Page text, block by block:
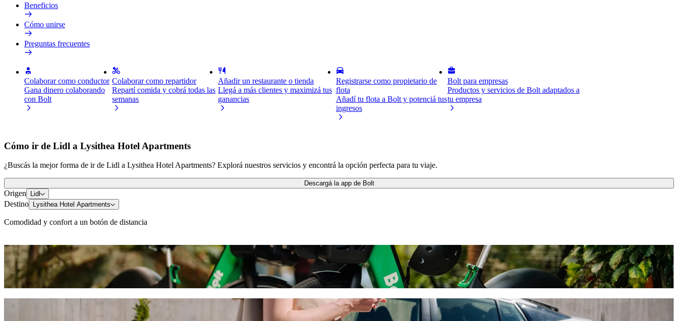
Beneficios
Cómo unirse
Preguntas frecuentes
Colaborar como conductor
Gana dinero colaborando
con Bolt
Colaborar como repartidor
Repartí comida y cobrá todas las
semanas
Añadir un restaurante o tienda
Llegá a más clientes y maximizá tus
ganancias
Registrarse como propietario de
flota
Añadí tu flota a Bolt y potenciá tus
ingresos
Bolt para empresas
Productos y servicios de Bolt adaptados a
tu empresa
Cómo ir de Lidl a Lysithea Hotel Apartments
¿Buscás la mejor forma de ir de Lidl a Lysithea Hotel Apartments? Explorá nuestros servicios y encontrá la opción perfecta para tu viaje.
Descargá la app de Bolt
Origen Lidl
Destino Lysithea Hotel Apartments
Comodidad y confort a un botón de distancia
Patinetes o bicis eléctricos
Movilizate por Lárnaca en scooters o bicicletas eléctricas
Descargar la app de Bolt
Andá de Lidl a Lysithea Hotel Apartments con el servicio de viajes de Bolt